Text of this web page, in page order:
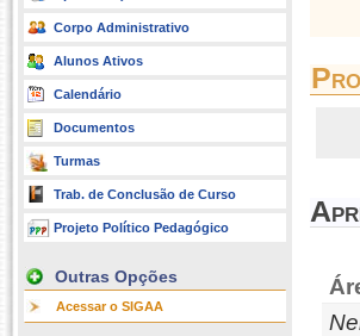
Corpo Administrativo
Alunos Ativos
Calendário
Documentos
Turmas
Trab. de Conclusão de Curso
Projeto Político Pedagógico
Outras Opções
Acessar o SIGAA